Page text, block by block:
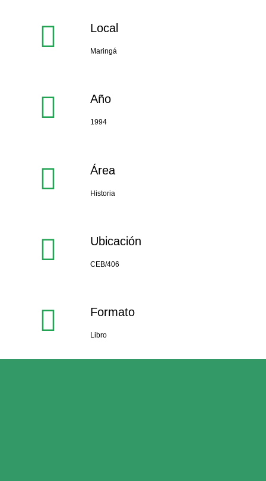
Local
Maringá
Año
1994
Área
Historia
Ubicación
CEB/406
Formato
Libro